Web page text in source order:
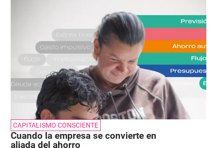
CAPITALISMO CONSCIENTE
Cuando la empresa se convierte en
aliada del ahorro